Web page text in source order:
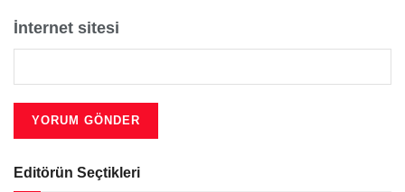
İnternet sitesi
Editörün Seçtikleri